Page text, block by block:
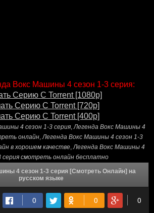
Вокс Машины 4 сезон 1-3 серия:
Серию С Torrent [1080p]
Серию С Torrent [720p]
Серию С Torrent [400p]
4 сезон 1-3 серия,Легенда Вокс Машины 4
онлайн,Легенда Вокс Машины 4 сезон 1-3
в хорошем качестве,Легенда Вокс Машины 4
серия смотреть онлайн бесплатно
4 сезон 1-3 серия [Смотреть Онлайн] на
русском языке